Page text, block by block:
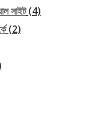
সাইট(4)
(2)